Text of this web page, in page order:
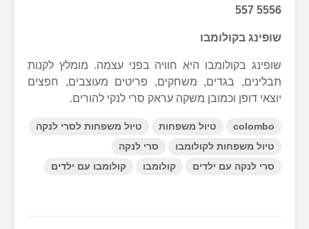
557 5556
שופינג בקולומבו
שופינג בקולומבו היא חוויה בפני עצמה. מומלץ לקנות
תבלינים, בגדים, משחקים, פריטים מעוצבים, חפצים
יוצאי דופן וכמובן משקה עראק סרי לנקי להורים.
colombo טיול משפחות
טיול משפחות לסרי לנקה
טיול משפחות לקולומבו
סרי לנקה
סרי לנקה עם ילדים
קולומבו קולומבו עם ילדים